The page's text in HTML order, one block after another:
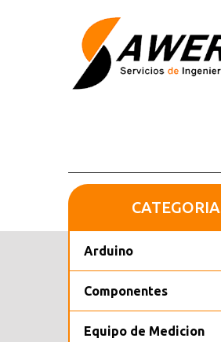
Inicio
Arduino
Componentes
Equipo de Medicion